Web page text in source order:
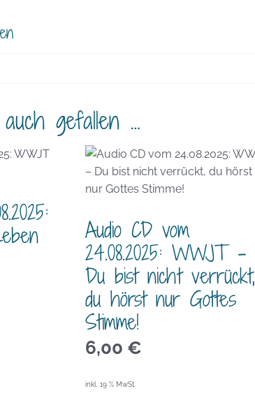
gefallen …
Audio CD vom
24.08.2025: WWJT –
Du bist nicht verrückt,
du hörst nur Gottes
Stimme!
6,00 €
inkl. 19 % MwSt.